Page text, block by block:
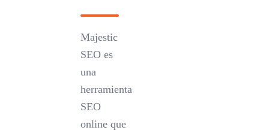
Majestic
SEO es
una
herramienta
SEO
online que